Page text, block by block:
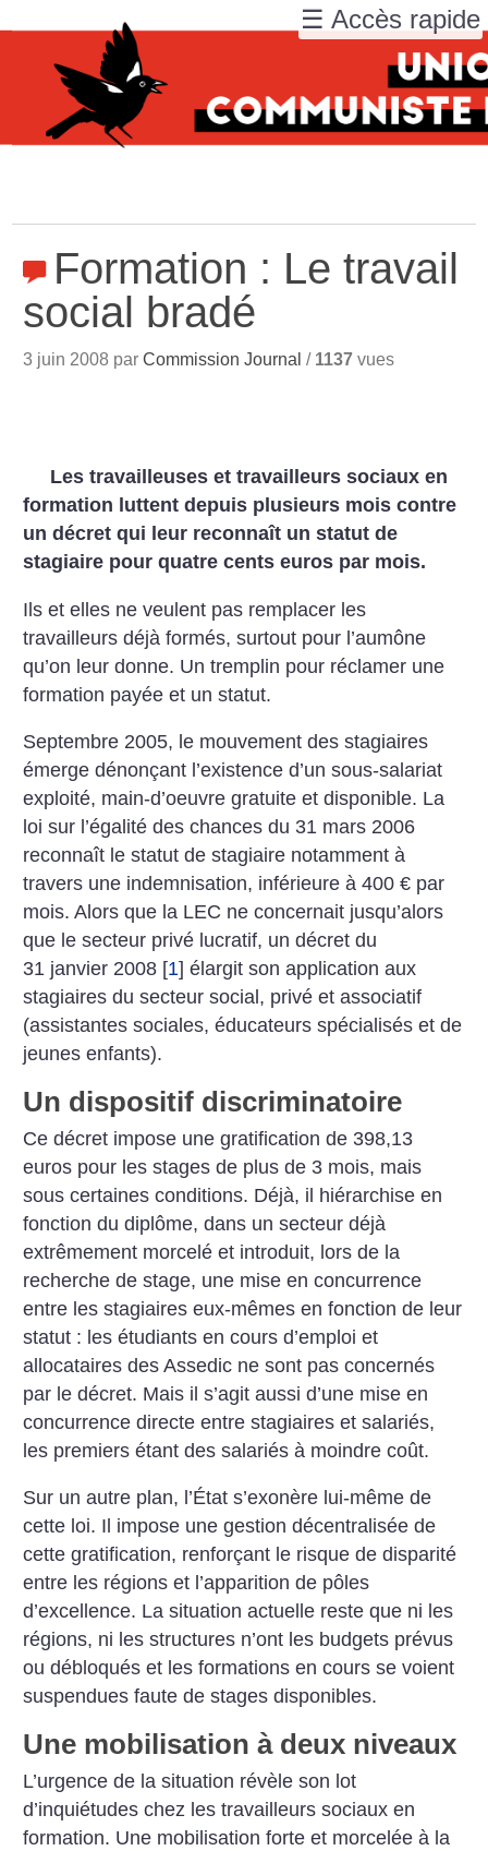
Formation : Le travail
social bradé
3 juin 2008 parCommission Journal / 1137 vues
Les travailleuses et travailleurs sociaux en
formation luttent depuis plusieurs mois contre
un décret qui leur reconnaît un statut de
stagiaire pour quatre cents euros par mois.
Ils et elles ne veulent pas remplacer les
travailleurs déjà formés, surtout pour l’aumône
qu’on leur donne. Un tremplin pour réclamer une
formation payée et un statut.
Septembre 2005, le mouvement des stagiaires
émerge dénonçant l’existence d’un sous-salariat
exploité, main-d’oeuvre gratuite et disponible. La
loi sur l’égalité des chances du 31 mars 2006
reconnaît le statut de stagiaire notamment à
travers une indemnisation, inférieure à 400 € par
mois. Alors que la LEC ne concernait jusqu’alors
que le secteur privé lucratif, un décret du
31 janvier 2008 [1] élargit son application aux
stagiaires du secteur social, privé et associatif
(assistantes sociales, éducateurs spécialisés et de
jeunes enfants).
Un dispositif discriminatoire
Ce décret impose une gratification de 398,13
euros pour les stages de plus de 3 mois, mais
sous certaines conditions. Déjà, il hiérarchise en
fonction du diplôme, dans un secteur déjà
extrêmement morcelé et introduit, lors de la
recherche de stage, une mise en concurrence
entre les stagiaires eux-mêmes en fonction de leur
statut : les étudiants en cours d’emploi et
allocataires des Assedic ne sont pas concernés
par le décret. Mais il s’agit aussi d’une mise en
concurrence directe entre stagiaires et salariés,
les premiers étant des salariés à moindre coût.
Sur un autre plan, l’État s’exonère lui-même de
cette loi. Il impose une gestion décentralisée de
cette gratification, renforçant le risque de disparité
entre les régions et l’apparition de pôles
d’excellence. La situation actuelle reste que ni les
régions, ni les structures n’ont les budgets prévus
ou débloqués et les formations en cours se voient
suspendues faute de stages disponibles.
Une mobilisation à deux niveaux
L’urgence de la situation révèle son lot
d’inquiétudes chez les travailleurs sociaux en
formation. Une mobilisation forte et morcelée à la
☰ Accès rapide